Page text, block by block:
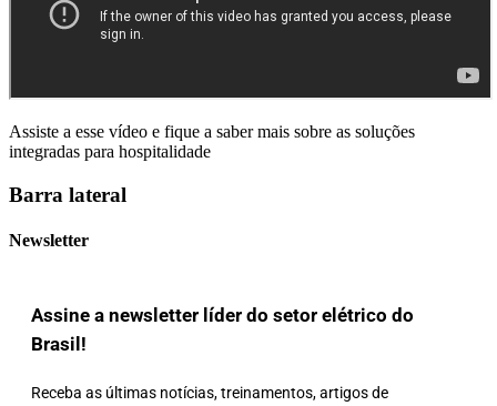
Assiste a esse vídeo e fique a saber mais sobre as soluções
integradas para hospitalidade
Barra lateral
Newsletter
Assine a newsletter líder do setor elétrico do
Brasil!
Receba as últimas notícias, treinamentos, artigos de